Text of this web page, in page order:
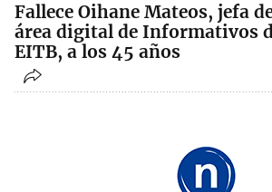
Fallece Oihane Mateos, jefa
área digital de Informativos
EITB, a los 45 años